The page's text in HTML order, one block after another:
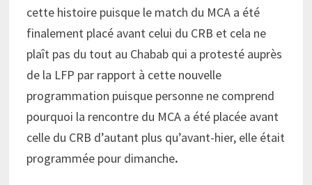
cette histoire puisque le match du MCA a été
finalement placé avant celui du CRB et cela ne
plaît pas du tout au Chabab qui a protesté auprès
de la LFP par rapport à cette nouvelle
programmation puisque personne ne comprend
pourquoi la rencontre du MCA a été placée avant
celle du CRB d’autant plus qu’avant-hier, elle était
programmée pour dimanche.